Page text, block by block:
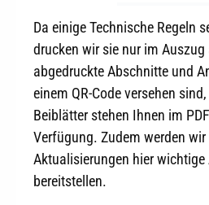
Da einige Technische Regeln
drucken wir sie nur im
abgedruckte Abschnitte und
einem QR-Code versehen
Beiblätter stehen Ihnen im
Verfügung. Zudem werden
Aktualisierungen hier wichtige
bereitstellen.